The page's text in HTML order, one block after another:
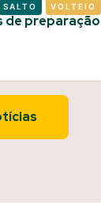
SALTO VOLTEIO
de